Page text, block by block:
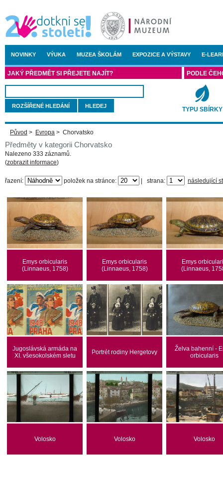
NOVINKY VÝUKA MUZEA ŠKOLÁM EXPOZICE A VÝSTAVY E-
JAKÝ PŘEDMĚT SI PŘEJETE NAJÍT?
ROZŠÍŘENÉ HLEDÁNÍ
PODLE
TYPU SBÍRKY
Původ > Evropa > Chorvatsko
Předměty v kategorii Chorvatsko
Nalezeno 333 záznamů.
(zobrazit informace)
řazení: položek na stránce: strana: následující
Emys orbicularis
(Linnaeus, 1758)
Emys orbicularis
(Linnaeus, 1758)
Emys
(Linnaeus,
Jugoslávská armáda na
XI. všesokolském sletu
Portrét rodiny Hergetovy
Želva bahenní -
orbicularis
Volosko Volosko Volosko